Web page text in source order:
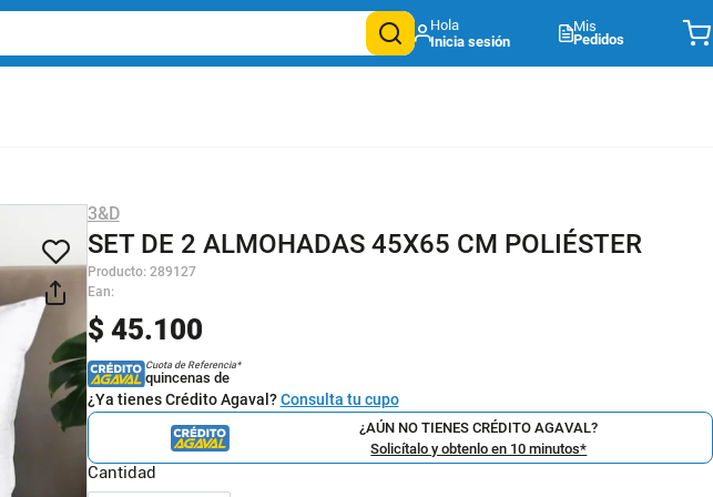
Mis
Pedidos
3&D
SET DE 2 ALMOHADAS 45X65 CM POLIÉSTER
Producto: 289127
Ean:
$ 45.100
Cuota de Referencia*
quincenas de
¿Ya tienes Crédito Agaval?Consulta tu cupo
¿AÚN NO TIENES CRÉDITO AGAVAL?
Solicítalo y obtenlo en 10 minutos*
Cantidad